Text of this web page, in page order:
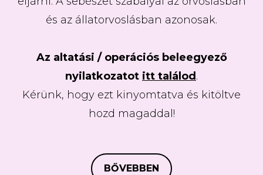
és az állatorvoslásban azonosak.
Az altatási / operációs beleegyező
nyilatkozatot itt találod .
Kérünk, hogy ezt kinyomtatva és kitöltve
hozd magaddal!
BŐVEBBEN